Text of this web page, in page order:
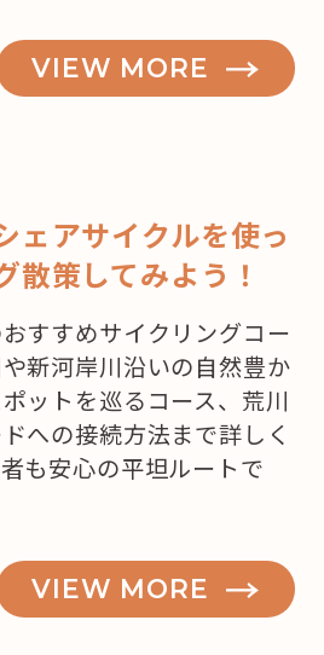
VIEW MORE
ェアサイクルを使っ
散策してみよう！
すすめサイクリングコー
新河岸川沿いの自然豊か
ットを巡るコース、荒川
への接続方法まで詳しく
も安心の平坦ルートで
VIEW MORE